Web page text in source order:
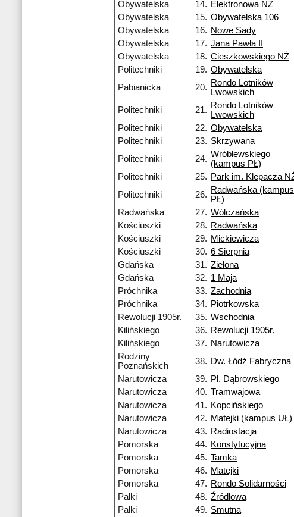
Obywatelska
14. Elektronowa NŻ
Obywatelska
15. Obywatelska 106
Obywatelska
16. Nowe Sady
Obywatelska
17. Jana Pawła II
Obywatelska
18. Cieszkowskiego NŻ
Politechniki
19. Obywatelska
Pabianicka
20. Rondo Lotników
Lwowskich
Politechniki 21. Rondo Lotników
Lwowskich
Politechniki 22. Obywatelska
Politechniki
23. Skrzywana
Politechniki
24. Wróblewskiego
(kampus PŁ)
Politechniki 25. Park im. Klepacza
Politechniki
26. Radwańska (kampus
PŁ)
Radwańska 27. Wólczańska
Kościuszki
28. Radwańska
Kościuszki
29. Mickiewicza
Kościuszki
30. 6 Sierpnia
Gdańska
31. Zielona
Gdańska
32. 1 Maja
Próchnika
33. Zachodnia
Próchnika
34. Piotrkowska
Rewolucji 1905r.
35. Wschodnia
Kilińskiego
36. Rewolucji 1905r.
Kilińskiego
37. Narutowicza
Rodziny
Poznańskich
38. Dw. Łódź Fabryczna
Narutowicza 39. Pl. Dąbrowskiego
Narutowicza
40. Tramwajowa
Narutowicza
41. Kopcińskiego
Narutowicza
42. Matejki (kampus UŁ)
Narutowicza
43. Radiostacja
Pomorska
44. Konstytucyjna
Pomorska
45. Tamka
Pomorska
46. Matejki
Pomorska
47. Rondo Solidarności
Palki
48. Źródłowa
Palki
49. Smutna